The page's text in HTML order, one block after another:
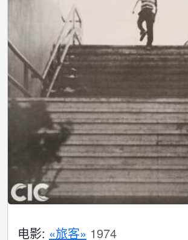
电影: «旅客» 1974